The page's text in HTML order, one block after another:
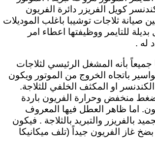
كويل الفريزر دائرة الفريون
صيانة ثلاجات توشيبا باغلب الموديلات
للتايمر ووظيفتها اعطاء امر
له .
جميعاً بأنه المشغل الرئيسي لثلاجات
باتجاه الخروج من الموتور ويكون
او المكثف الخلفي للثلاجة.
منخفض وحرارة الفريون باردة
اما ظاهر العطل فيها المعروف
بالفريزر والتبريد بالثلاجة . فيكون
غاز الفريون جيداً (تلف ميكانيكا